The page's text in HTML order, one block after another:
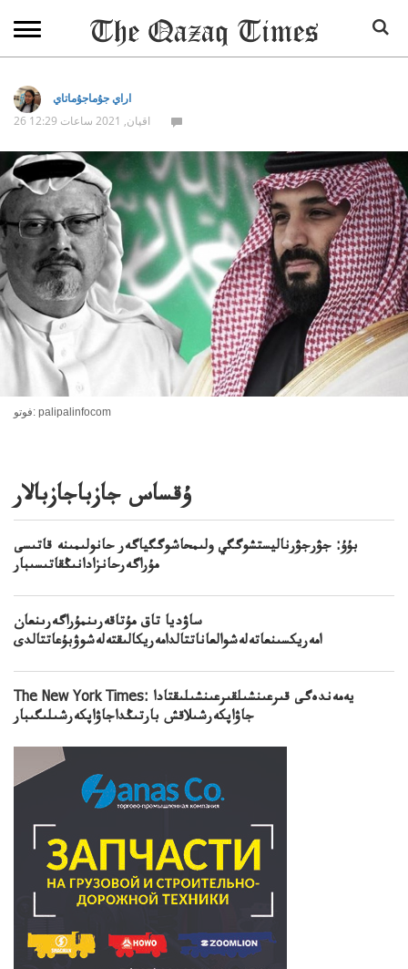
اراي جۇماجۇماتاي
26 اقپان, 2021 ساعات 12:29
فوتو: palipalinfocom
ۇقساس جازباجازبالار
بۇۇ: جۋرجۋرناليستشوگگي ولىمحاشوگگياگەر حانولىمىنە قاتىسى
مۇراگەرحانزادانىڭقاتىسىبار
ساۋديا تاق مۇتاقەرىنمۇراگەرىنعان
امەريكسىنعاتەلەشوالعاناتتالدامەريكالىقتەلەشوۋبۇعاتتالدى
The New York Times: يەمەندەگى قىرعىنشىلقىرعىنشىلىقتادا
جاۋاپكەرشىلاقش بارتىڭداجاۋاپكەرشىلىگىبار